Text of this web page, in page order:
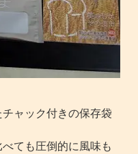
ャック付きの保存袋
ても圧倒的に風味も